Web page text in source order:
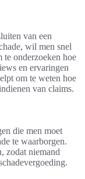
van een
wil men snel
onderzoeken hoe
en ervaringen
om te weten hoe
van claims.
die men moet
te waarborgen.
zodat niemand